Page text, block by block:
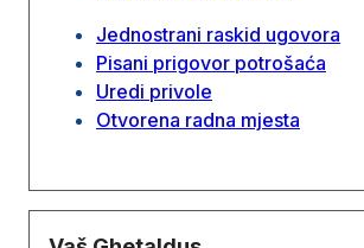
Jednostrani raskid ugovora
Pisani prigovor potrošaća
Uredi privole
Otvorena radna mjesta